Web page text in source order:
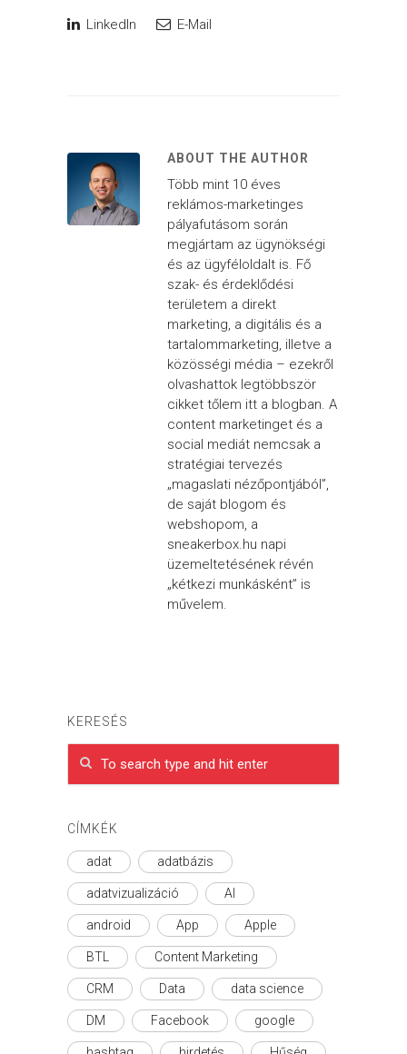
LinkedIn E-Mail
ABOUT THE AUTHOR
Több mint 10 éves
reklámos-marketinges
pályafutásom során
megjártam az ügynökségi
és az ügyféloldalt is. Fő
szak- és érdeklődési
területem a direkt
marketing, a digitális és a
tartalommarketing, illetve a
közösségi média – ezekről
olvashattok legtöbbször
cikket tőlem itt a blogban. A
content marketinget és a
social mediát nemcsak a
stratégiai tervezés
„magaslati nézőpontjából”,
de saját blogom és
webshopom, a
sneakerbox.hu napi
üzemeltetésének révén
„kétkezi munkásként” is
művelem.
KERESÉS
CÍMKÉK
adat adatbázis
adatvizualizáció AI
android App Apple
BTL Content Marketing
CRM Data data science
DM Facebook google